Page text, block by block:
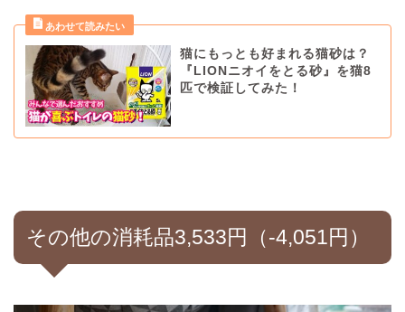
猫にもっとも好まれる猫砂は？
『LIONニオイをとる砂』を猫8
匹で検証してみた！
その他の消耗品3,533円（-4,051円）